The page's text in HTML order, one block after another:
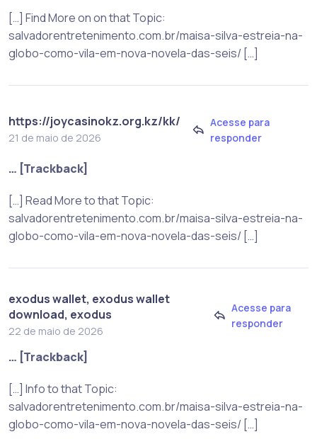
[…] Find More on on that Topic:
salvadorentretenimento.com.br/maisa-silva-estreia-na-
globo-como-vila-em-nova-novela-das-seis/ […]
https://joycasinokz.org.kz/kk/
21 de maio de 2026
Acesse para
responder
… [Trackback]
[…] Read More to that Topic:
salvadorentretenimento.com.br/maisa-silva-estreia-na-
globo-como-vila-em-nova-novela-das-seis/ […]
exodus wallet, exodus wallet
download, exodus
22 de maio de 2026
Acesse para
responder
… [Trackback]
[…] Info to that Topic:
salvadorentretenimento.com.br/maisa-silva-estreia-na-
globo-como-vila-em-nova-novela-das-seis/ […]